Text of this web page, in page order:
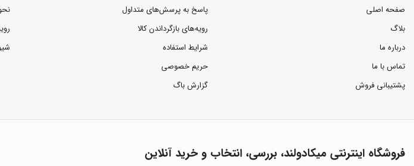
صفحه اصلی
بلاگ
درباره ما
تماس با ما
پشتیبانی فروش
پاسخ به پرسش‌های متداول
رویه‌های بازگرداندن کالا
شرایط استفاده
حریم خصوصی
گزارش باگ
فروشگاه اینترنتی میکادولند، بررسی، انتخاب و خرید آنلاین